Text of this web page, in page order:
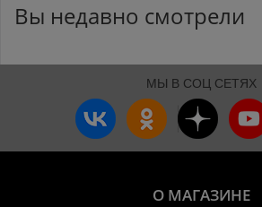
Вы недавно смотрели
МЫ В СОЦ СЕТЯХ
О МАГАЗИНЕ